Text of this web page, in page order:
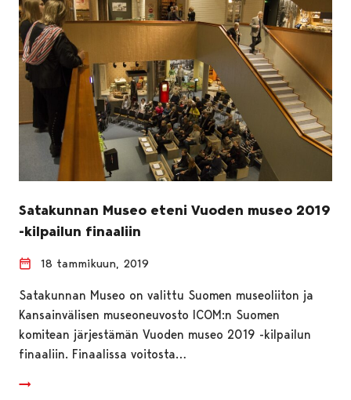
Satakunnan Museo eteni Vuoden museo 2019
-kilpailun finaaliin
18 tammikuun, 2019
Satakunnan Museo on valittu Suomen museoliiton ja
Kansainvälisen museoneuvosto ICOM:n Suomen
komitean järjestämän Vuoden museo 2019 -kilpailun
finaaliin. Finaalissa voitosta…